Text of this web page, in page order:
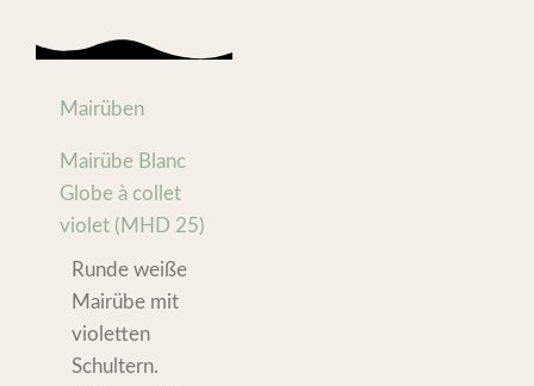
Mairüben
Mairübe Blanc
Globe à collet
violet (MHD 25)
Runde weiße
Mairübe mit
violetten
Schultern.